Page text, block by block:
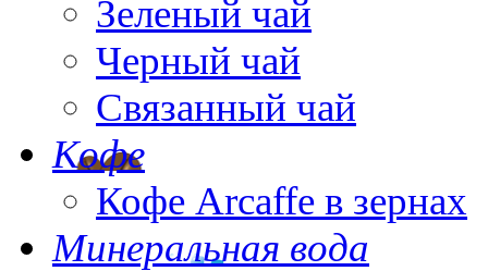
Зеленый чай
Черный чай
Связанный чай
Кофе
Кофе Arcaffe в зернах
Минеральная вода